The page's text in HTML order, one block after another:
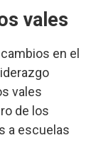
vales
en el
vales
de los
a escuelas